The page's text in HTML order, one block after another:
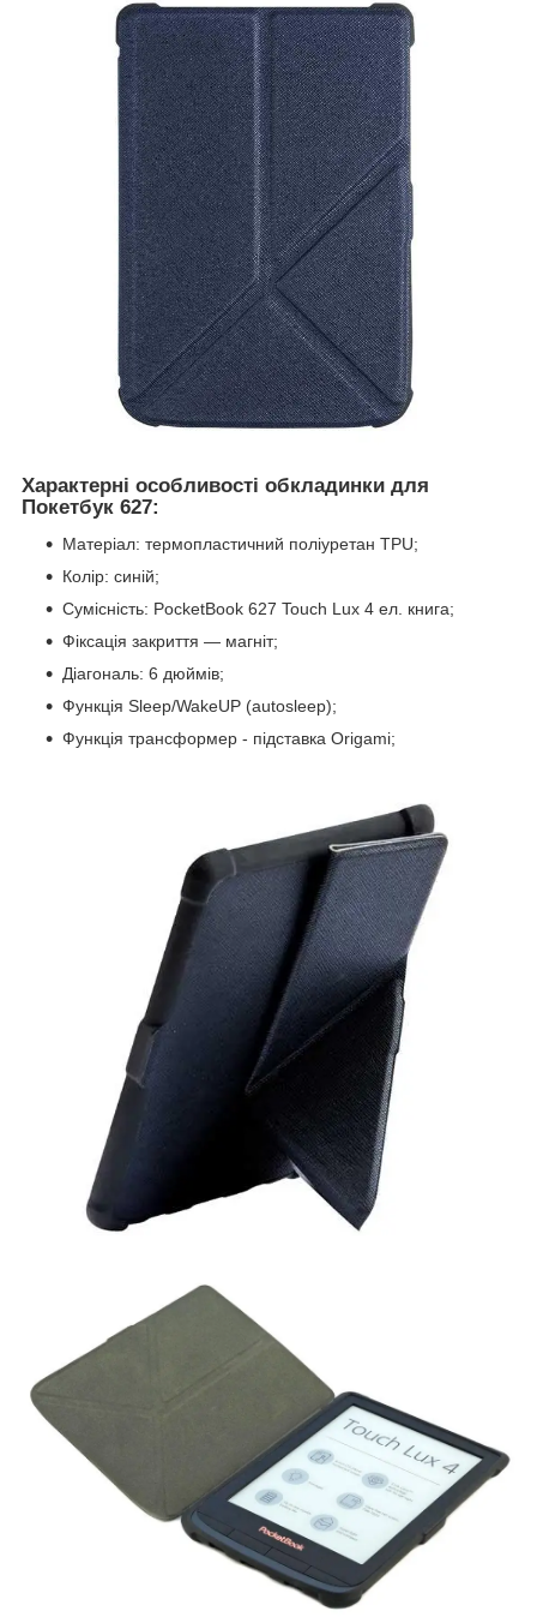
Характерні особливості обкладинки для
Покетбук 627:
Матеріал: термопластичний поліуретан TPU;
Колір: синій;
Сумісність: PocketBook 627 Touch Lux 4 ел. книга;
Фіксація закриття — магніт;
Діагональ: 6 дюймів;
Функція Sleep/WakeUP (autosleep);
Функція трансформер - підставка Origami;